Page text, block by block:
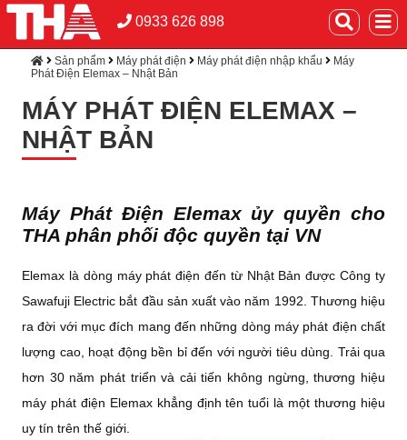
0933 626 898
Sản phẩm Máy phát điện Máy phát điện nhập khẩu
Máy
Phát Điện Elemax – Nhật Bản
MÁY PHÁT ĐIỆN ELEMAX –
NHẬT BẢN
Máy Phát Điện Elemax ủy quyền cho
THA phân phối độc quyền tại VN
Elemax là dòng máy phát điện đến từ Nhật Bản được Công ty
Sawafuji Electric bắt đầu sản xuất vào năm 1992. Thương hiệu
ra đời với mục đích mang đến những dòng máy phát điện chất
lượng cao, hoạt động bền bỉ đến với người tiêu dùng. Trải qua
hơn 30 năm phát triển và cải tiến không ngừng, thương hiệu
máy phát điện Elemax khẳng định tên tuổi là một thương hiệu
uy tín trên thế giới.